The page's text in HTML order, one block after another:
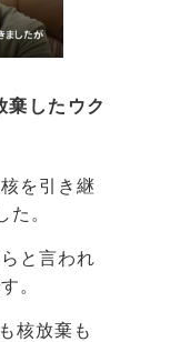
棄したウク
を引き継
た。
と言われ
。
核放棄も